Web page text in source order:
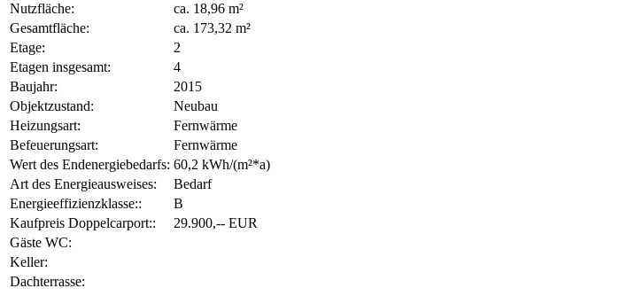
Nutzfläche:
ca. 18,96 m²
Gesamtfläche:
ca. 173,32 m²
Etage:
2
Etagen insgesamt:
4
Baujahr:
2015
Objektzustand:
Neubau
Heizungsart:
Fernwärme
Befeuerungsart:
Fernwärme
Wert des Endenergiebedarfs: 60,2 kWh/(m²*a)
Art des Energieausweises:
Bedarf
Energieeffizienzklasse::
B
Kaufpreis Doppelcarport::
29.900,-- EUR
Gäste WC:
Keller:
Dachterrasse: